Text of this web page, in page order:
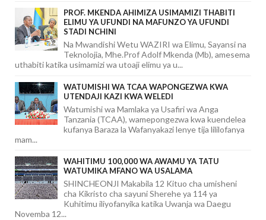
PROF. MKENDA AHIMIZA USIMAMIZI THABITI
ELIMU YA UFUNDI NA MAFUNZO YA UFUNDI
STADI NCHINI
Na Mwandishi Wetu WAZIRI wa Elimu, Sayansi na
Teknolojia, Mhe.Prof Adolf Mkenda (Mb), amesema
uthabiti katika usimamizi wa utoaji elimu ya u...
WATUMISHI WA TCAA WAPONGEZWA KWA
UTENDAJI KAZI KWA WELEDI
Watumishi wa Mamlaka ya Usafiri wa Anga
Tanzania (TCAA), wamepongezwa kwa kuendelea
kufanya Baraza la Wafanyakazi lenye tija lililofanya
mam...
WAHITIMU 100,000 WA AWAMU YA TATU
WATUMIKA MFANO WA USALAMA
SHINCHEONJI Makabila 12 Kituo cha umisheni
cha Kikristo cha sayuni Sherehe ya 114 ya
Kuhitimu iliyofanyika katika Uwanja wa Daegu
Novemba 12...